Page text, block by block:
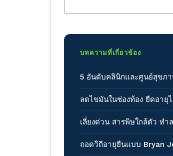
บทความที่เกี่ยวข้อง
5 อันดับคลินิกและศูนย์สุขภ
ลดไขมันในช่องท้อง ยืดอายุ
เลี่ยงด่วน สารพิษใกล้ตัว ทำ
ถอดวิถีอายุยืนแบบ Bryan